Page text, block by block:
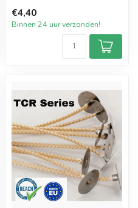
verpakt per 2...
€4,40
Binnen 24 uur verzonden!